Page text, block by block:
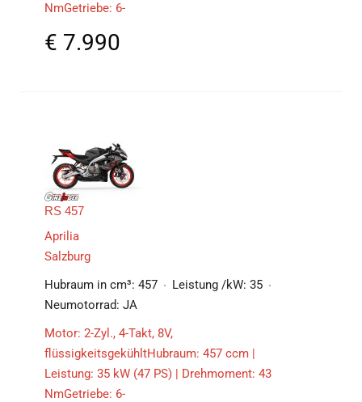
NmGetriebe: 6-
€ 7.990
RS 457
Aprilia
Salzburg
Hubraum in cm³: 457 Leistung /kW: 35
Neumotorrad: JA
Motor: 2-Zyl., 4-Takt, 8V,
flüssigkeitsgekühltHubraum: 457 ccm |
Leistung: 35 kW (47 PS) | Drehmoment: 43
NmGetriebe: 6-